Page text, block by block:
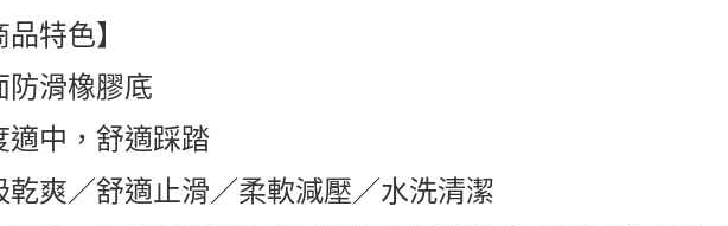
付款後7-11取貨
特色】
防滑橡膠底
適中，舒適踩踏
乾爽／舒適止滑／柔軟減壓／水洗清潔